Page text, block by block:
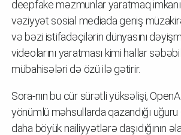
deepfake məzmunlar yaratmaq
vəziyyət sosial mediada geniş
və bəzi istifadəçilərin dünyasını
videolarını yaratması kimi hallar
mübahisələri də özü ilə gətirir.
Sora-nın bu cür sürətli yüksəlişi,
yönümlü məhsullarda qazandığı
daha böyük nailiyyətlərə daşıdığının